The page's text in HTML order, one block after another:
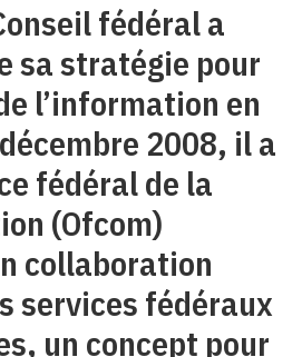
fédéral a
sa stratégie pour
l’information en
2008, il a
fédéral de la
(Ofcom)
collaboration
services fédéraux
un concept pour